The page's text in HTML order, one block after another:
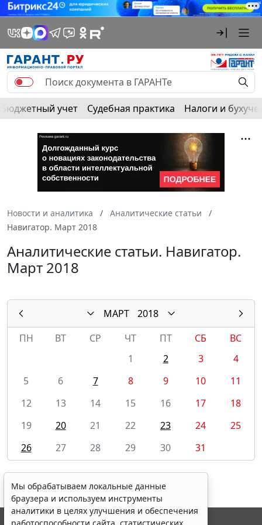
Бюджетный учет Судебная практика Налоги и
Новости и аналитика
Аналитические статьи
Навигатор. Март 2018
Аналитические статьи. Навигатор.
Март 2018
МАРТ
2018
ПН
ВТ СР ЧТ ПТ СБ
ВС
1
2 3
4
5
6 7 8 9 10
11
12
13 14 15 16 17
18
19
20 21 22 23 24
25
26
27 28 29 30 31
Мы обрабатываем локальные данные
браузера и используем инструменты
аналитики в целях улучшения и обеспечения